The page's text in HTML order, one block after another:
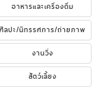
อาหารและเครื่องดื่ม
ศิลปะ/นิทรรศการ/ถ่ายภาพ
งานวิ่ง
สัตว์เลี้ยง